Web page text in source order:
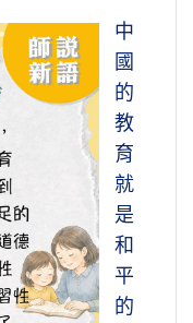
中
國
的
教
育
就
是
和
平
的